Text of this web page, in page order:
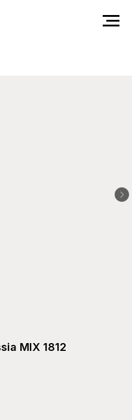
ПЛИНФА CASSIA MIX
MIX 1812